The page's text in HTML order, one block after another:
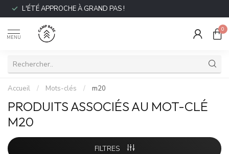
L'ÉTÉ APPROCHE À GRAND PAS !
MENU
0
Accueil / Mots-clés / m20
PRODUITS ASSOCIÉS AU MOT-CLÉ
M20
FILTRES